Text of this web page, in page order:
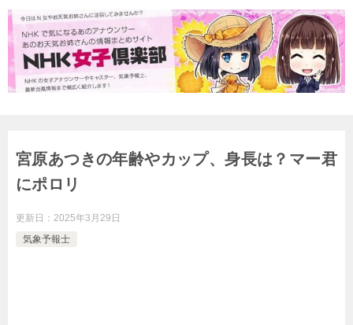
宮原あつきの年齢やカップ、身長は？マー君
にポロリ
更新日： 2025年3月29日
気象予報士